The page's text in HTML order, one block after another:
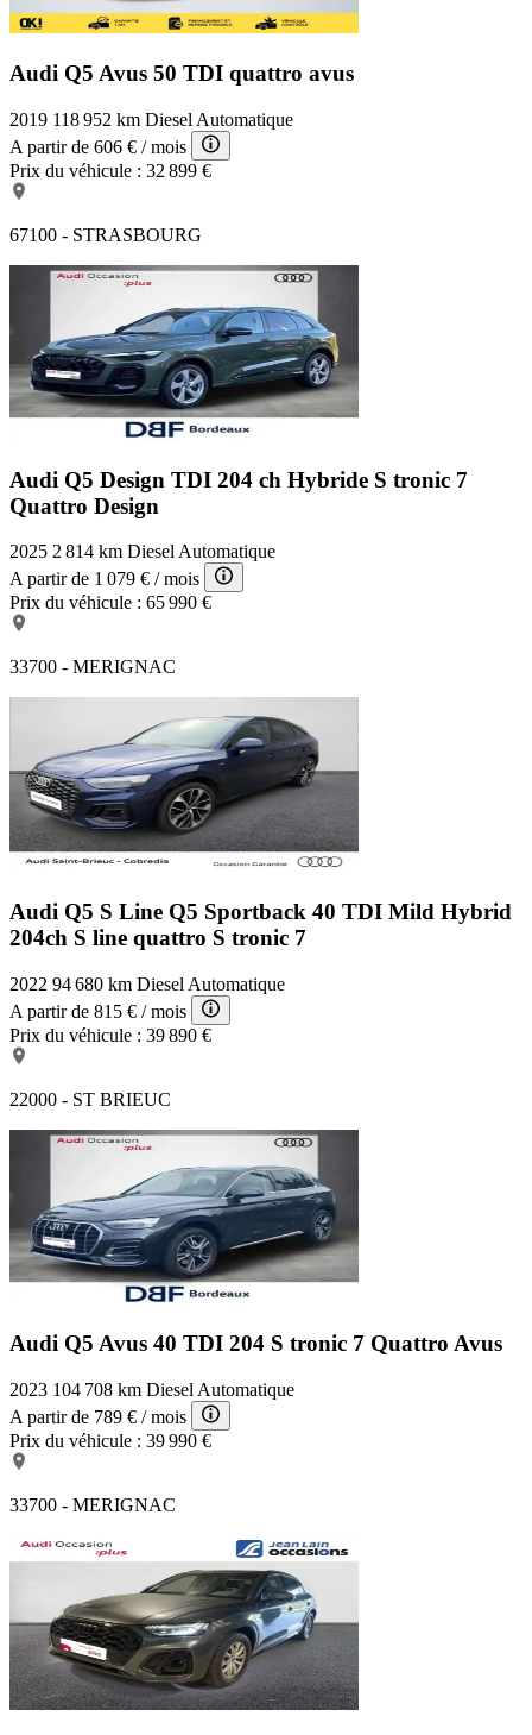
Audi Q5 Avus 50 TDI quattro avus
2019 118 952 km Diesel Automatique
A partir de 606 € / mois
Prix du véhicule : 32 899 €
67100 - STRASBOURG
Audi Q5 Design TDI 204 ch Hybride S tronic 7
Quattro Design
2025 2 814 km Diesel Automatique
A partir de 1 079 € / mois
Prix du véhicule : 65 990 €
33700 - MERIGNAC
Audi Q5 S Line Q5 Sportback 40 TDI Mild Hybrid
204ch S line quattro S tronic 7
2022 94 680 km Diesel Automatique
A partir de 815 € / mois
Prix du véhicule : 39 890 €
22000 - ST BRIEUC
Audi Q5 Avus 40 TDI 204 S tronic 7 Quattro Avus
2023 104 708 km Diesel Automatique
A partir de 789 € / mois
Prix du véhicule : 39 990 €
33700 - MERIGNAC